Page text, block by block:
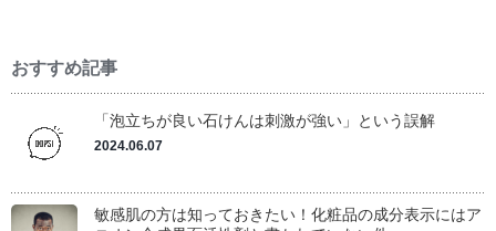
おすすめ記事
「泡立ちが良い石けんは刺激が強い」という誤解
2024.06.07
敏感肌の方は知っておきたい！化粧品の成分表示にはア